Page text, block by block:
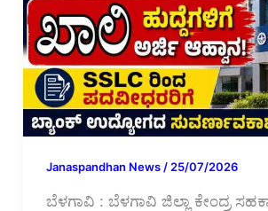
Janaspandhan News / 25/07/2026
ಬೆಳಗಾವಿ : ಬೆಳಗಾವಿ ಜಿಲ್ಲಾ ಕೇಂದ್ರ